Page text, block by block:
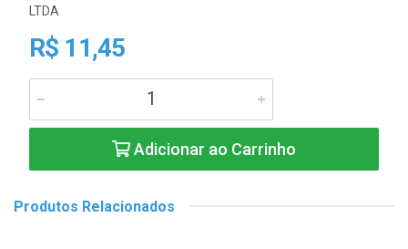
LTDA
R$ 11,45
Adicionar ao Carrinho
Produtos Relacionados